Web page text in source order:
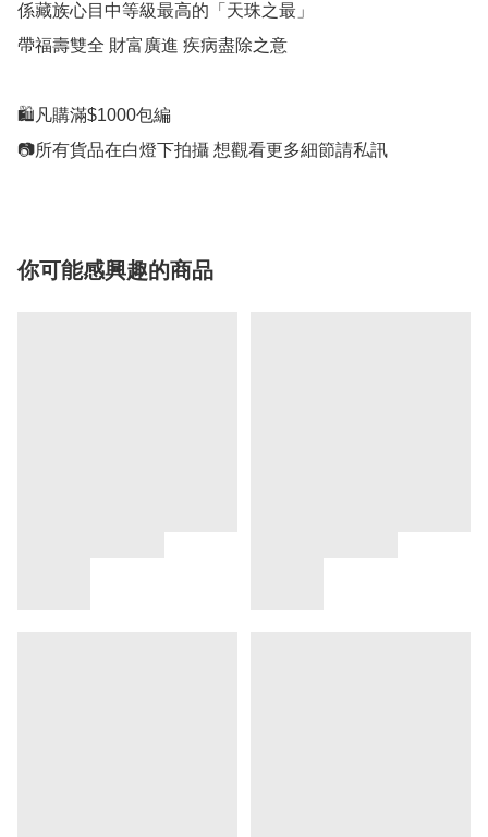
係藏族心目中等級最高的「天珠之最」
帶福壽雙全 財富廣進 疾病盡除之意
🛍凡購滿$1000包編
你可能感興趣的商品